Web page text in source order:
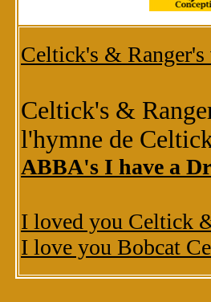
Celtick's & Ranger's
Celtick's &
l'hymne de
ABBA's I have a
I loved you Celtick
I love you Bobcat